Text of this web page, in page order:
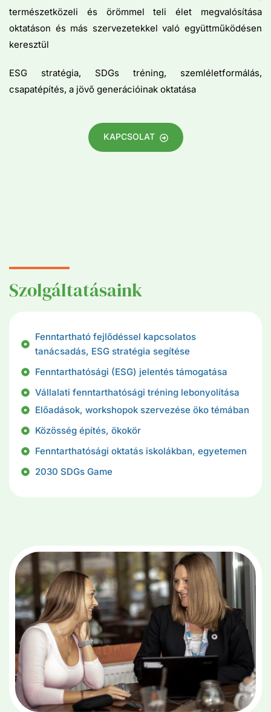
természetközeli és örömmel teli élet megvalósítása
oktatáson és más szervezetekkel való együttműködésen
keresztül
ESG stratégia, SDGs tréning, szemléletformálás,
csapatépítés, a jövő generációinak oktatása
KAPCSOLAT
Szolgáltatásaink
Fenntartható fejlődéssel kapcsolatos
tanácsadás, ESG stratégia segítése
Fenntarthatósági (ESG) jelentés támogatása
Vállalati fenntarthatósági tréning lebonyolítása
Előadások, workshopok szervezése öko témában
Közösség építés, ökokör
Fenntarthatósági oktatás iskolákban, egyetemen
2030 SDGs Game